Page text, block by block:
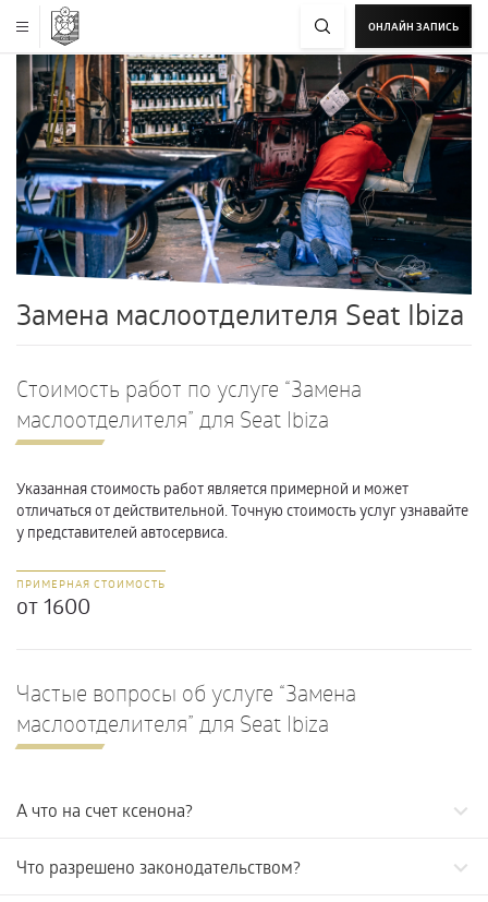
ОНЛАЙН ЗАПИСЬ
Замена маслоотделителя Seat Ibiza
Стоимость работ по услуге “Замена
маслоотделителя” для Seat Ibiza
Указанная стоимость работ является примерной и может
отличаться от действительной. Точную стоимость услуг узнавайте
у представителей автосервиса.
ПРИМЕРНАЯ СТОИМОСТЬ
от 1600
Частые вопросы об услуге “Замена
маслоотделителя” для Seat Ibiza
А что на счет ксенона?
Что разрешено законодательством?